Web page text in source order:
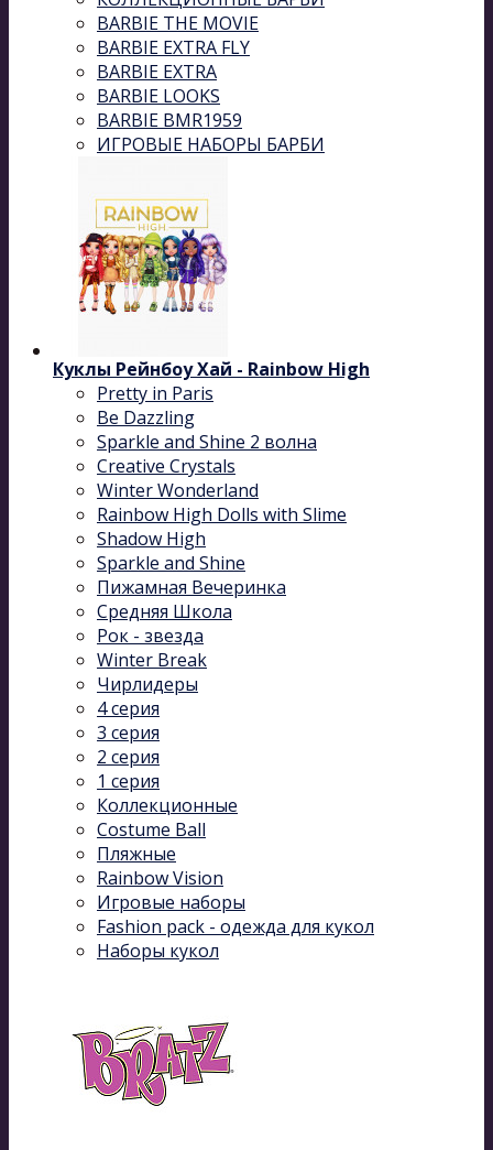
BARBIE THE MOVIE
BARBIE EXTRA FLY
BARBIE EXTRA
BARBIE LOOKS
BARBIE BMR1959
ИГРОВЫЕ НАБОРЫ БАРБИ
Куклы Рейнбоу Хай - Rainbow High
Pretty in Paris
Be Dazzling
Sparkle and Shine 2 волна
Сreative Сrystals
Winter Wonderland
Rainbow High Dolls with Slime
Shadow High
Sparkle and Shine
Пижамная Вечеринка
Средняя Школа
Рок - звезда
Winter Break
Чирлидеры
4 серия
3 серия
2 серия
1 серия
Коллекционные
Costume Ball
Пляжные
Rainbow Vision
Игровые наборы
Fashion pack - одежда для кукол
Наборы кукол